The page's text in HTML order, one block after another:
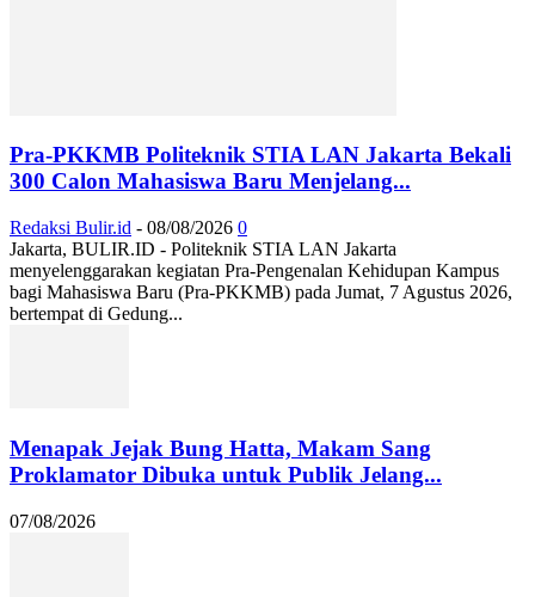
Pra-PKKMB Politeknik STIA LAN Jakarta Bekali
300 Calon Mahasiswa Baru Menjelang...
Redaksi Bulir.id - 08/08/2026 0
Jakarta, BULIR.ID - Politeknik STIA LAN Jakarta
menyelenggarakan kegiatan Pra-Pengenalan Kehidupan Kampus
bagi Mahasiswa Baru (Pra-PKKMB) pada Jumat, 7 Agustus 2026,
bertempat di Gedung...
Menapak Jejak Bung Hatta, Makam Sang
Proklamator Dibuka untuk Publik Jelang...
07/08/2026